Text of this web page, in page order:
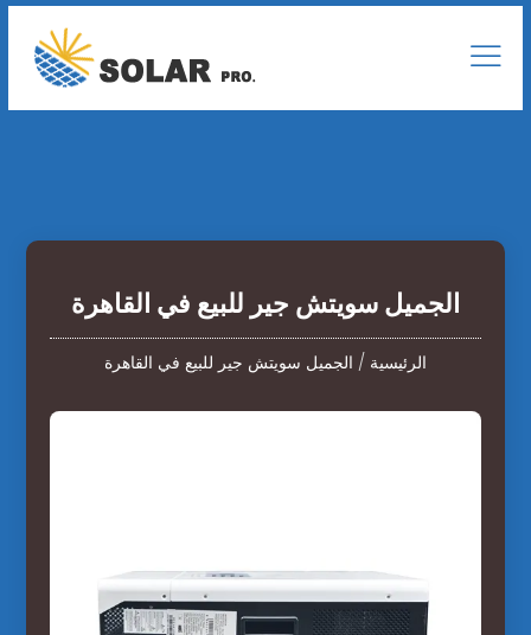
الجميل سويتش جير للبيع في القاهرة
الرئيسية / الجميل سويتش جير للبيع في القاهرة